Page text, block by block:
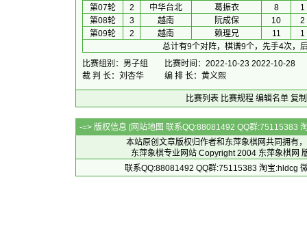
第07轮
2 中华台北 葛振衣 8
1
第08轮
3 越南 阮成保 10
2
第09轮
2 越南 赖理兄 11
1
总计有9个对阵，棋谱9个，先手4次，
比赛组别：男子组
比赛时间：2022-10-23 2022-10-28
裁 判 长：刘杏华
编 排 长：黄义熙
比赛列表 比赛规程 编辑名单 复
-=> 版权信息 [网站地图 联系QQ:88081492 QQ群:75115383
本站原创文章版权归作者和 东萍象棋网共同拥有
东萍象棋专业网站 Copyright 2004 东萍象棋网
联系QQ:88081492 QQ群:75115383 淘宝:hldcg